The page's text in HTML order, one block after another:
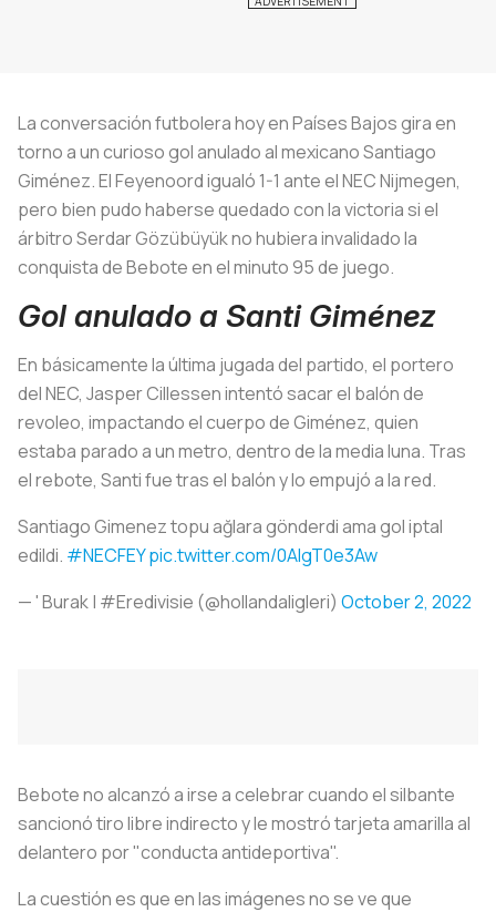
La conversación futbolera hoy en Países Bajos gira en
torno a un curioso gol anulado al mexicano Santiago
Giménez. El Feyenoord igualó 1-1 ante el NEC Nijmegen,
pero bien pudo haberse quedado con la victoria si el
árbitro Serdar Gözübüyük no hubiera invalidado la
conquista de Bebote en el minuto 95 de juego.
Gol anulado a Santi Giménez
En básicamente la última jugada del partido, el portero
del NEC, Jasper Cillessen intentó sacar el balón de
revoleo, impactando el cuerpo de Giménez, quien
estaba parado a un metro, dentro de la media luna. Tras
el rebote, Santi fue tras el balón y lo empujó a la red.
Santiago Gimenez topu ağlara gönderdi ama gol iptal
edildi. #NECFEYpic.twitter.com/0AlgT0e3Aw
— ' Burak | #Eredivisie (@hollandaligleri) October 2, 2022
Bebote no alcanzó a irse a celebrar cuando el silbante
sancionó tiro libre indirecto y le mostró tarjeta amarilla al
delantero por "conducta antideportiva".
La cuestión es que en las imágenes no se ve que